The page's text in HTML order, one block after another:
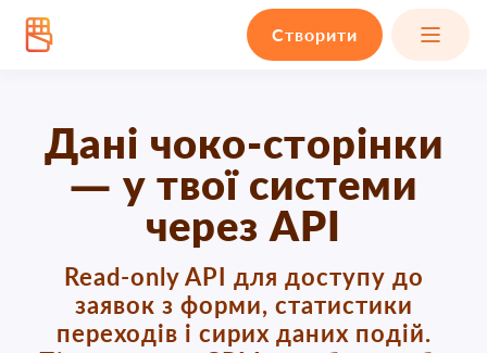
Створити
Дані чоко-сторінки
— у твої системи
через API
Read-only API для доступу до
заявок з форми, статистики
переходів і сирих даних подій.